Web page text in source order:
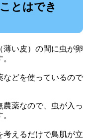
とはでき
い皮）の間に虫が卵
などを使っているので
薬なので、虫が入っ
えるだけで鳥肌が立